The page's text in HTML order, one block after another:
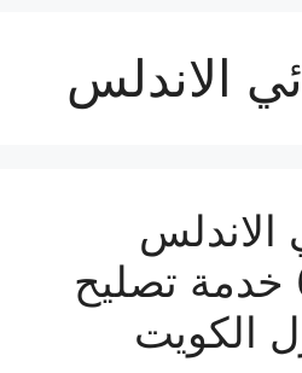
الاندلس
الاندلس
66409555 خدمة تصليح
الكويت